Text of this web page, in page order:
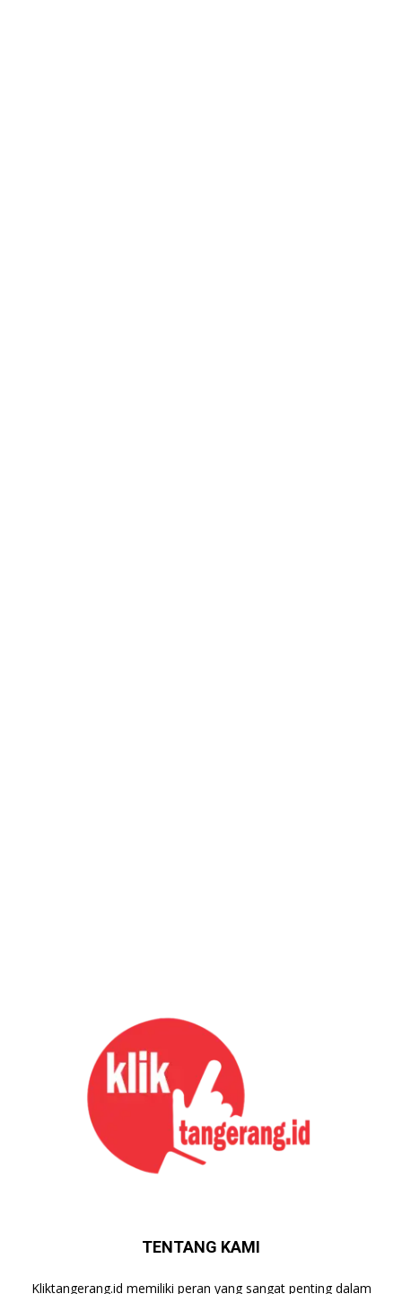
TENTANG KAMI
Kliktangerang.id memiliki peran yang sangat penting dalam